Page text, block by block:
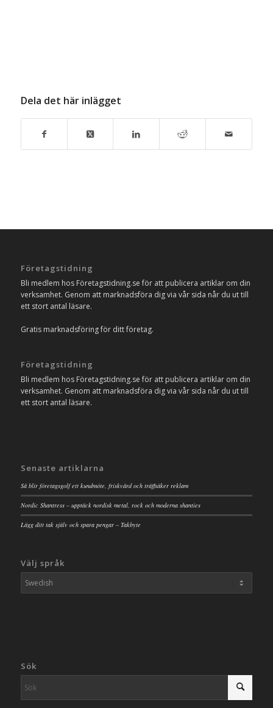
Dela det här inlägget
Företagstidning
Bli medlem hos Företagstidning.se för att publicera artiklar om din
verksamhet. Genom att marknadsföra dig via vår sida når du ut till
ett stort antal läsare.
Gratis marknadsföring för ditt företag.
Företagstidning
Bli medlem hos Företagstidning.se för att publicera artiklar om din
verksamhet. Genom att marknadsföra dig via vår sida når du ut till
ett stort antal läsare.
Senaste artiklarna
Så blir företagsgolf ett kundmöte, friskvård och träffsäker reklam
Nordic Shantress – upptäck nordisk metal, rock och moderna shanties
Lägg ditt tak själv och spara pengar – Takbyte
Välj språk
Sök